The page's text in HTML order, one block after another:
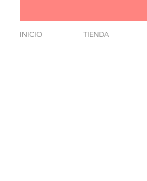
INICIO TIENDA